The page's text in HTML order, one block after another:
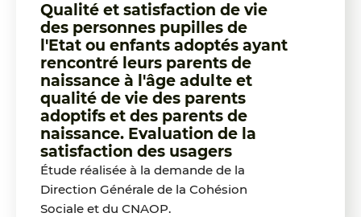
Qualité et satisfaction de vie
des personnes pupilles de
l'Etat ou enfants adoptés ayant
rencontré leurs parents de
naissance à l'âge adulte et
qualité de vie des parents
adoptifs et des parents de
naissance. Evaluation de la
satisfaction des usagers
Étude réalisée à la demande de la
Direction Générale de la Cohésion
Sociale et du CNAOP.